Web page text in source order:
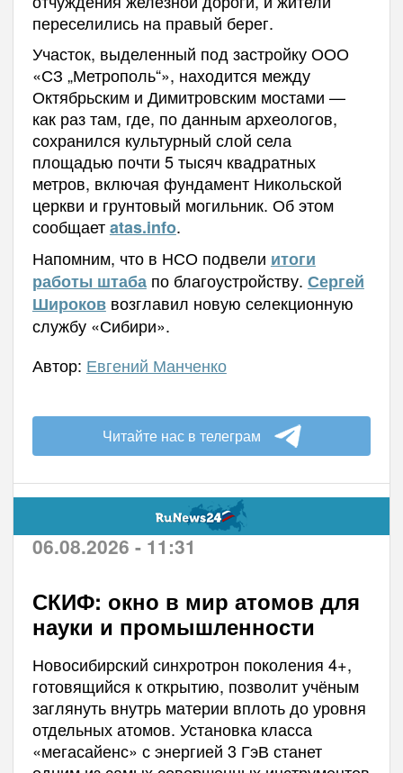
переселились на правый берег.
Участок, выделенный под застройку ООО
«СЗ „Метрополь“», находится между
Октябрьским и Димитровским мостами —
как раз там, где, по данным археологов,
сохранился культурный слой села
площадью почти 5 тысяч квадратных
метров, включая фундамент Никольской
церкви и грунтовый могильник. Об этом
сообщаетatas.info.
Напомним, что в НСО подвели итоги
работы штабапо благоустройству. Сергей
Широковвозглавил новую селекционную
службу «Сибири».
Автор: Евгений Манченко
Читайте нас в телеграм
06.08.2026 - 11:31
СКИФ: окно в мир атомов для
науки и промышленности
Новосибирский синхротрон поколения 4+,
готовящийся к открытию, позволит учёным
заглянуть внутрь материи вплоть до уровня
отдельных атомов. Установка класса
«мегасайенс» с энергией 3 ГэВ станет